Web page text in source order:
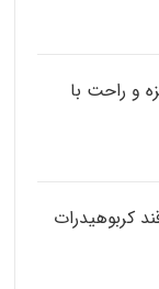
خوشمزه و راحت با
کربوهیدرات